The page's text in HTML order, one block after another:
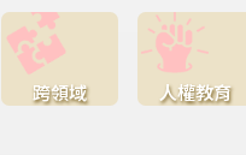
跨領域 人權教育